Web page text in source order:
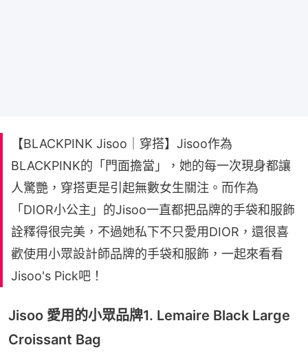
【BLACKPINK Jisoo｜穿搭】Jisoo作為
BLACKPINK的「門面擔當」，她的每一次現身都讓
人驚艷，穿搭更是引起無數女生關注。而作為
「DIOR小公主」的Jisoo一直都把品牌的手袋和服飾
詮釋得很完美，不過她私下不只愛用DIOR，還很喜
歡使用小眾設計師品牌的手袋和服飾，一起來看看
Jisoo's Pick吧！
Jisoo 愛用的小眾品牌1. Lemaire Black Large
Croissant Bag